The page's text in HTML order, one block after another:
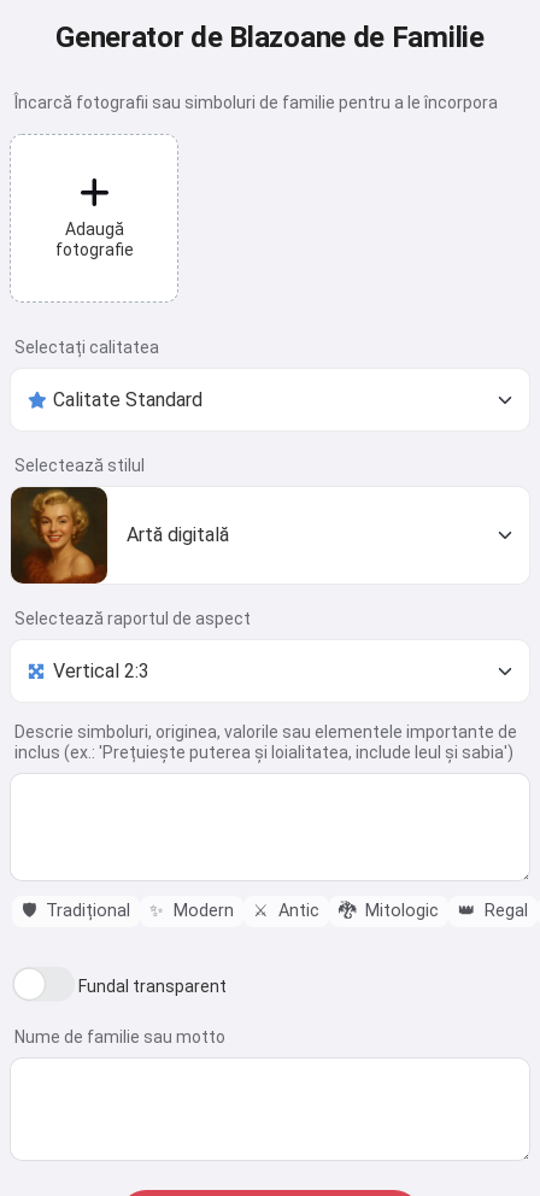
Generator de Blazoane de Familie
Încarcă fotografii sau simboluri de familie pentru a le încorpora
Adaugă
fotografie
Selectați calitatea
Selectează stilul
Artă digitală
Selectează raportul de aspect
Descrie simboluri, originea, valorile sau elementele importante de
inclus (ex.: 'Prețuiește puterea și loialitatea, include leul și sabia')
🛡️ Tradițional ✨ Modern ⚔️ Antic 🐉 Mitologic 👑 Regal
Fundal transparent
Nume de familie sau motto